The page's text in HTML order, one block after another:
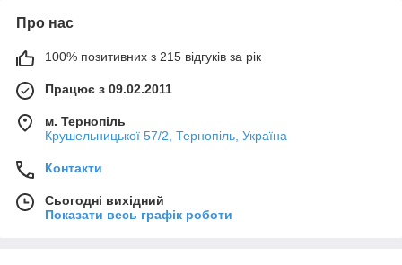
Про нас
100% позитивних з 215 відгуків за рік
Працює з 09.02.2011
м. Тернопіль
Крушельницької 57/2, Тернопіль, Україна
Контакти
Сьогодні вихідний
Показати весь графік роботи